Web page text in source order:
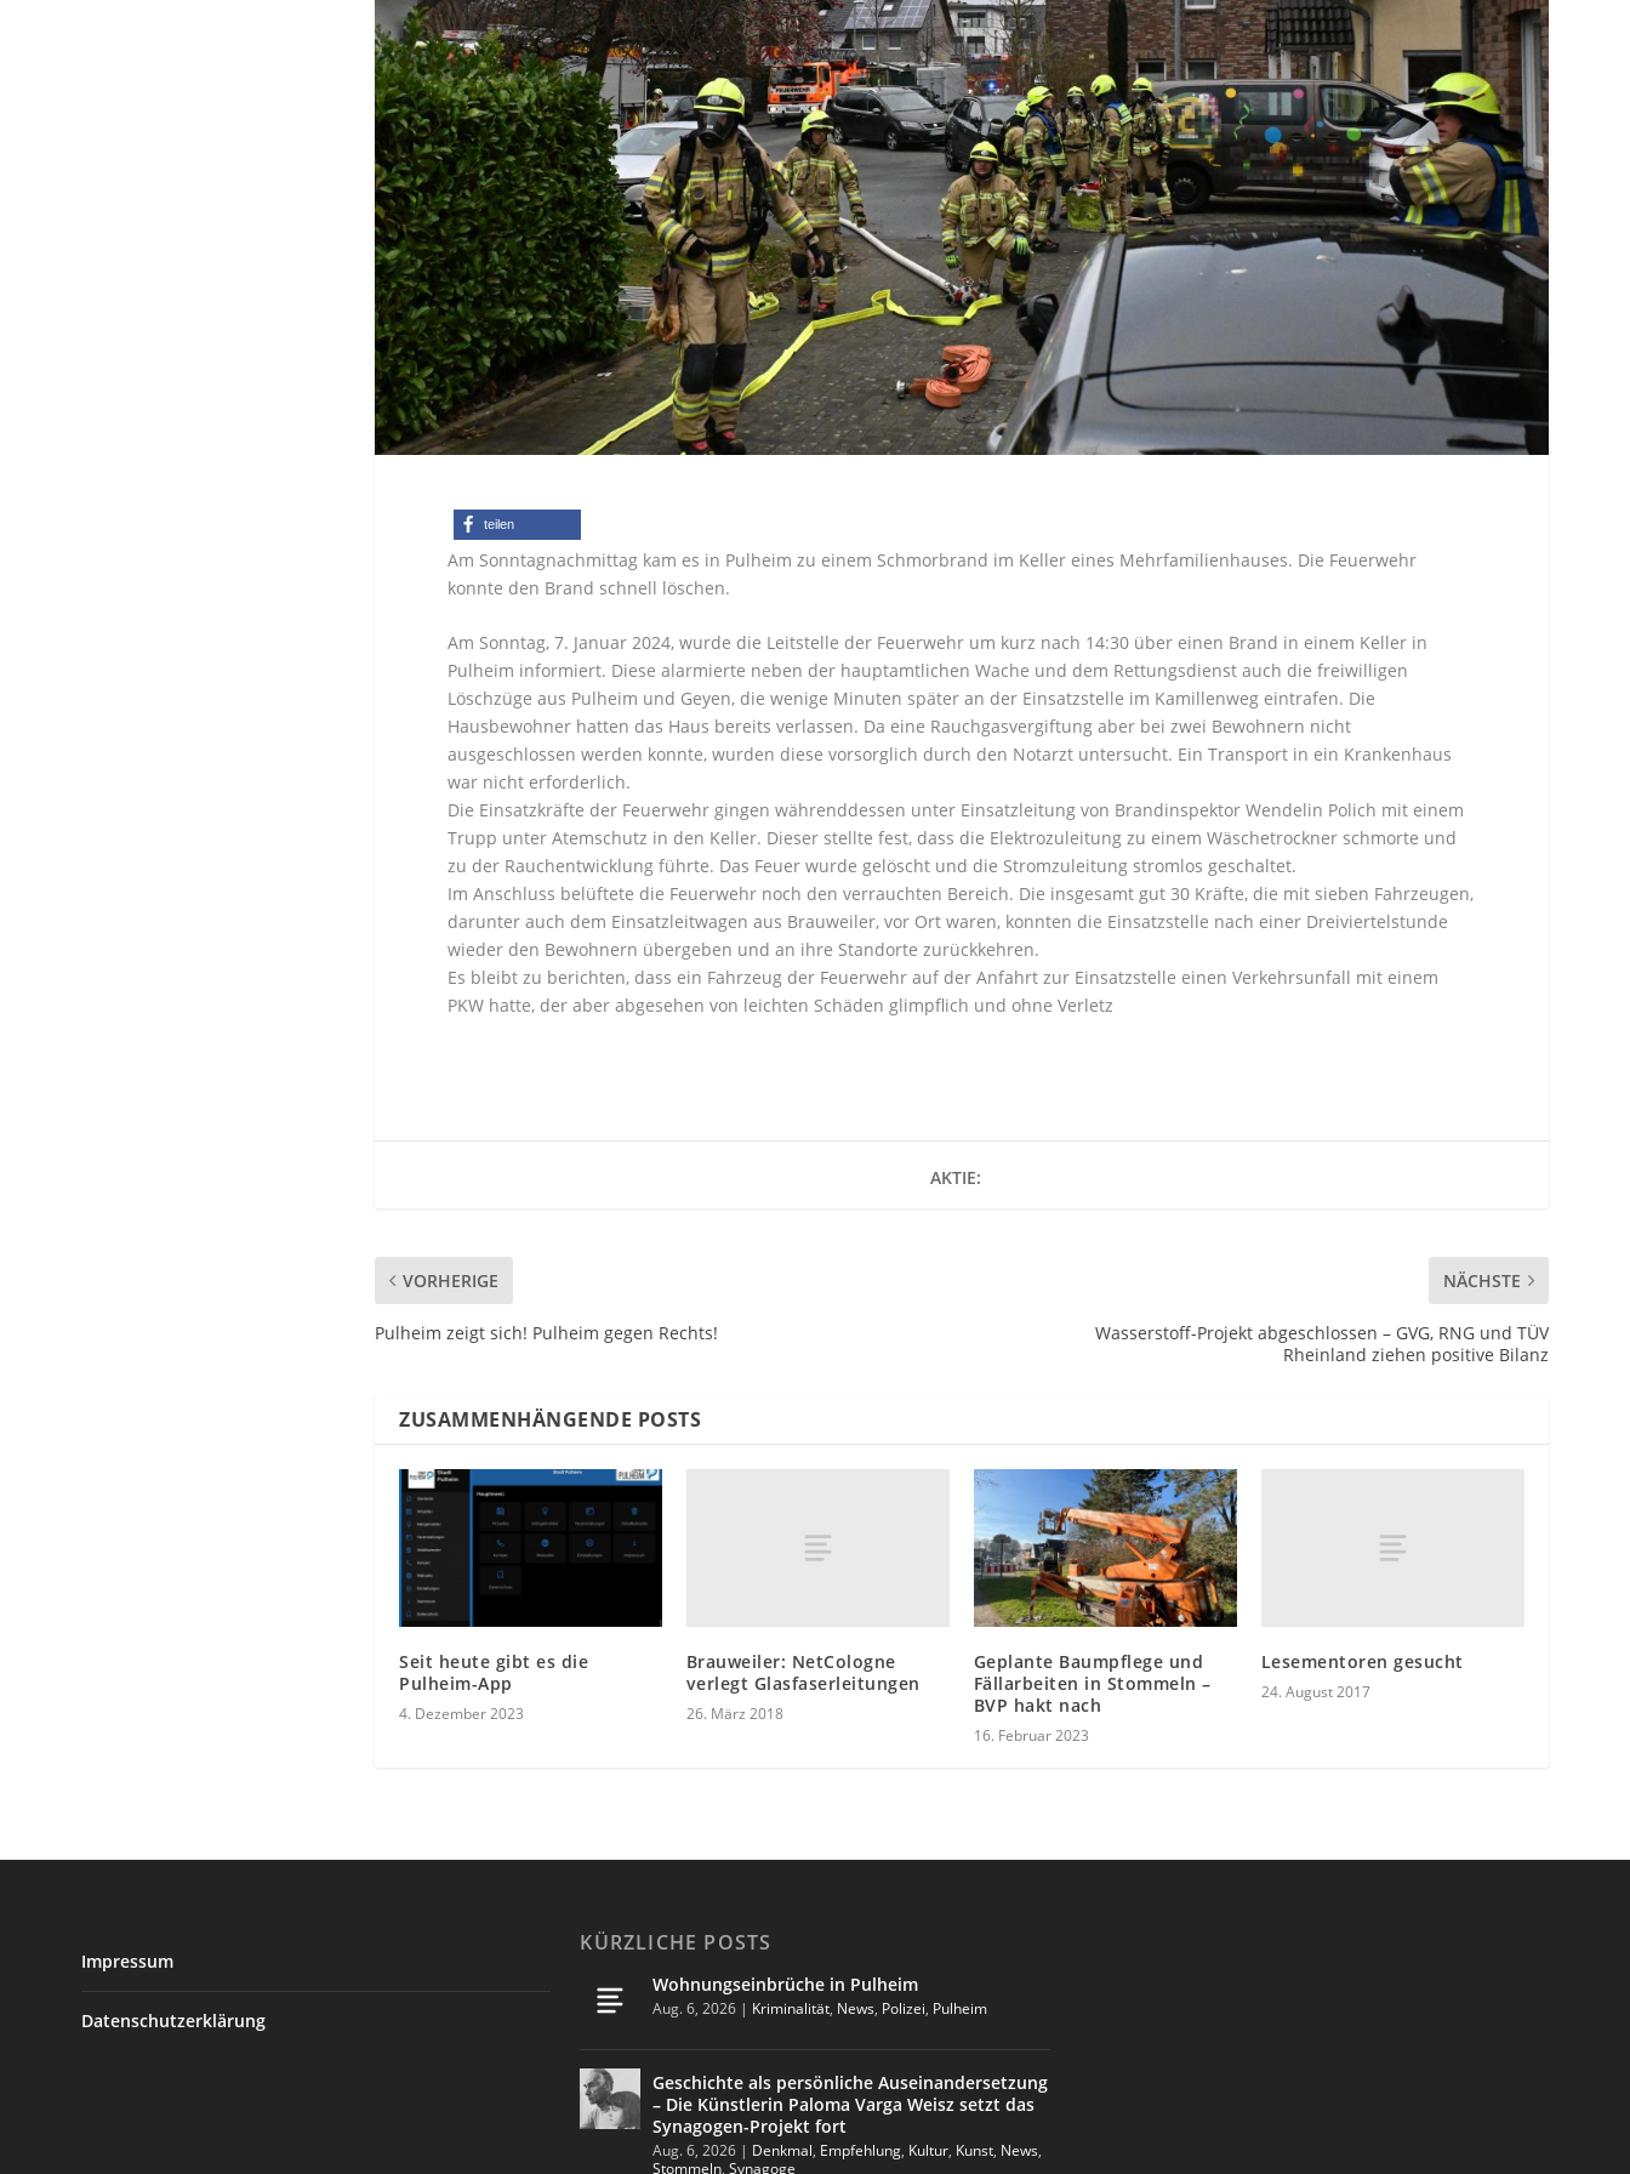
teilen
Am Sonntagnachmittag kam es in Pulheim zu einem Schmorbrand im Keller eines Mehrfamilienhauses. Die Feuerwehr
konnte den Brand schnell löschen.
Am Sonntag, 7. Januar 2024, wurde die Leitstelle der Feuerwehr um kurz nach 14:30 über einen Brand in einem Keller in
Pulheim informiert. Diese alarmierte neben der hauptamtlichen Wache und dem Rettungsdienst auch die freiwilligen
Löschzüge aus Pulheim und Geyen, die wenige Minuten später an der Einsatzstelle im Kamillenweg eintrafen. Die
Hausbewohner hatten das Haus bereits verlassen. Da eine Rauchgasvergiftung aber bei zwei Bewohnern nicht
ausgeschlossen werden konnte, wurden diese vorsorglich durch den Notarzt untersucht. Ein Transport in ein Krankenhaus
war nicht erforderlich.
Die Einsatzkräfte der Feuerwehr gingen währenddessen unter Einsatzleitung von Brandinspektor Wendelin Polich mit einem
Trupp unter Atemschutz in den Keller. Dieser stellte fest, dass die Elektrozuleitung zu einem Wäschetrockner schmorte und
zu der Rauchentwicklung führte. Das Feuer wurde gelöscht und die Stromzuleitung stromlos geschaltet.
Im Anschluss belüftete die Feuerwehr noch den verrauchten Bereich. Die insgesamt gut 30 Kräfte, die mit sieben Fahrzeugen,
darunter auch dem Einsatzleitwagen aus Brauweiler, vor Ort waren, konnten die Einsatzstelle nach einer Dreiviertelstunde
wieder den Bewohnern übergeben und an ihre Standorte zurückkehren.
Es bleibt zu berichten, dass ein Fahrzeug der Feuerwehr auf der Anfahrt zur Einsatzstelle einen Verkehrsunfall mit einem
PKW hatte, der aber abgesehen von leichten Schäden glimpflich und ohne Verletz
AKTIE:
VORHERIGE
Pulheim zeigt sich! Pulheim gegen Rechts!
NÄCHSTE
Wasserstoff-Projekt abgeschlossen – GVG, RNG und TÜV
Rheinland ziehen positive Bilanz
ZUSAMMENHÄNGENDE POSTS
Seit heute gibt es die
Pulheim-App
4. Dezember 2023
Brauweiler: NetCologne
verlegt Glasfaserleitungen
26. März 2018
Geplante Baumpflege und
Fällarbeiten in Stommeln –
BVP hakt nach
16. Februar 2023
Lesementoren gesucht
24. August 2017
Impressum
Datenschutzerklärung
KÜRZLICHE POSTS
Wohnungseinbrüche in Pulheim
Aug. 6, 2026 | Kriminalität, News, Polizei, Pulheim
Geschichte als persönliche Auseinandersetzung
– Die Künstlerin Paloma Varga Weisz setzt das
Synagogen-Projekt fort
Aug. 6, 2026 | Denkmal, Empfehlung, Kultur, Kunst, News,
Stommeln,Synagoge